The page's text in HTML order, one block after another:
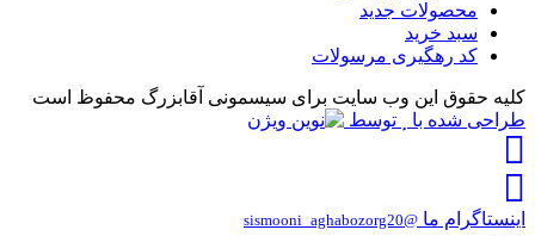
محصولات جدید
سبد خرید
کد رهگیری مرسولات
حقوق این وب سایت برای سیسمونی آقابزرگ محفوظ است
شده با
توسط
ما@sismooni_aghabozorg20